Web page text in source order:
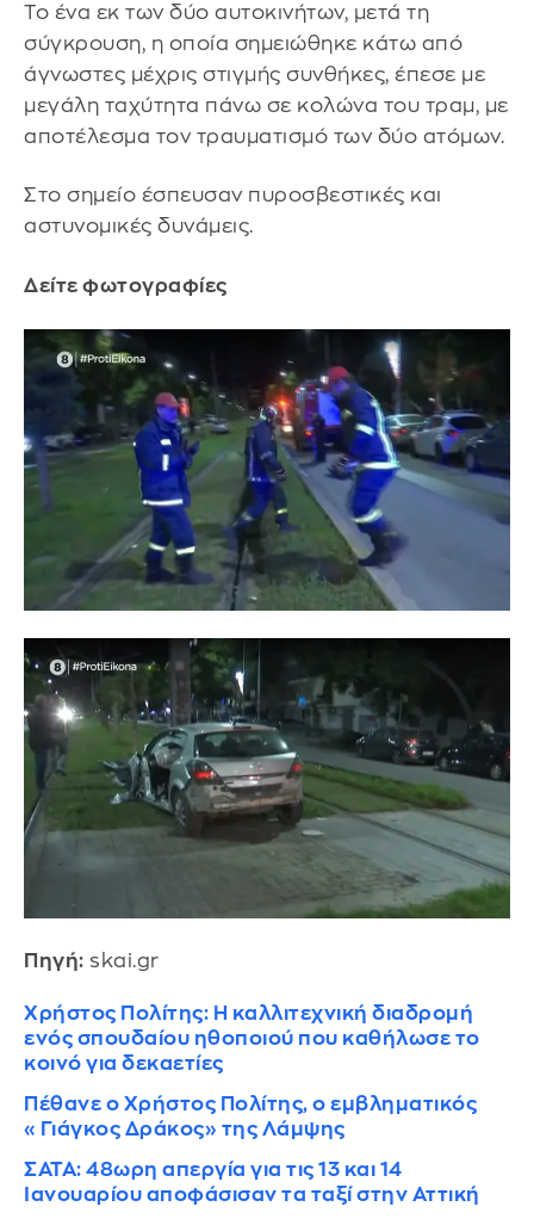
Το ένα εκ των δύο αυτοκινήτων, μετά τη
σύγκρουση, η οποία σημειώθηκε κάτω από
άγνωστες μέχρις στιγμής συνθήκες, έπεσε με
μεγάλη ταχύτητα πάνω σε κολώνα του τραμ, με
αποτέλεσμα τον τραυματισμό των δύο ατόμων.
Στο σημείο έσπευσαν πυροσβεστικές και
αστυνομικές δυνάμεις.
Δείτε φωτογραφίες
Πηγή: skai.gr
Χρήστος Πολίτης: Η καλλιτεχνική διαδρομή
ενός σπουδαίου ηθοποιού που καθήλωσε το
κοινό για δεκαετίες
Πέθανε ο Χρήστος Πολίτης, ο εμβληματικός
«Γιάγκος Δράκος» της Λάμψης
ΣΑΤΑ: 48ωρη απεργία για τις 13 και 14
Ιανουαρίου αποφάσισαν τα ταξί στην Αττική